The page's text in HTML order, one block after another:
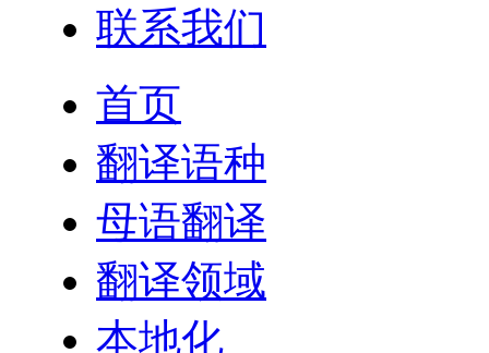
联系我们
首页
翻译语种
母语翻译
翻译领域
本地化